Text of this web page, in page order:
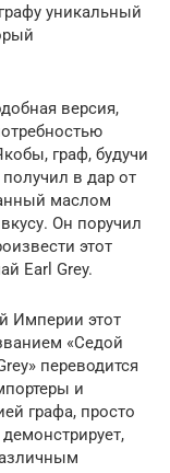
уникальный
версия,
граф, будучи
в дар от
маслом
Он поручил
этот
Earl Grey.
Империи этот
«Седой
переводится
и
графа, просто